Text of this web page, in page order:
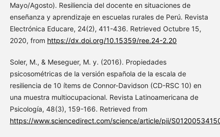
Mayo/Agosto). Resiliencia del docente en situaciones de
enseñanza y aprendizaje en escuelas rurales de Perú. Revista
Electrónica Educare, 24(2), 411-436. Retrieved Octubre 15,
2020, from https://dx.doi.org/10.15359/ree.24-2.20
Soler, M., & Meseguer, M. y. (2016). Propiedades
psicosométricas de la versión española de la escala de
resiliencia de 10 ítems de Connor-Davidson (CD-RSC 10) en
una muestra multiocupacional. Revista Latinoamericana de
Psicología, 48(3), 159-166. Retrieved from
https://www.sciencedirect.com/science/article/pii/